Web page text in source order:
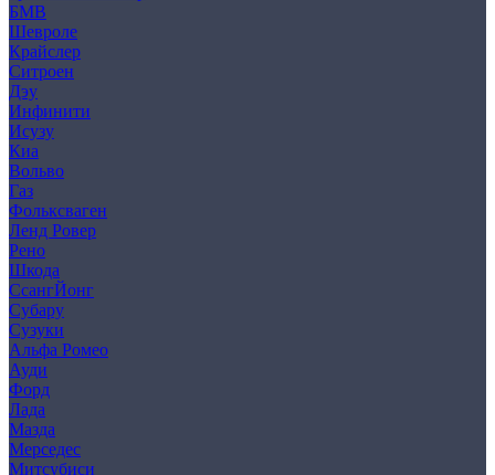
БМВ
Шевроле
Крайслер
Ситроен
Дэу
Инфинити
Исузу
Киа
Вольво
Газ
Фольксваген
Ленд Ровер
Рено
Шкода
СсангЙонг
Субару
Сузуки
Альфа Ромео
Ауди
Форд
Лада
Мазда
Мерседес
Митсубиси